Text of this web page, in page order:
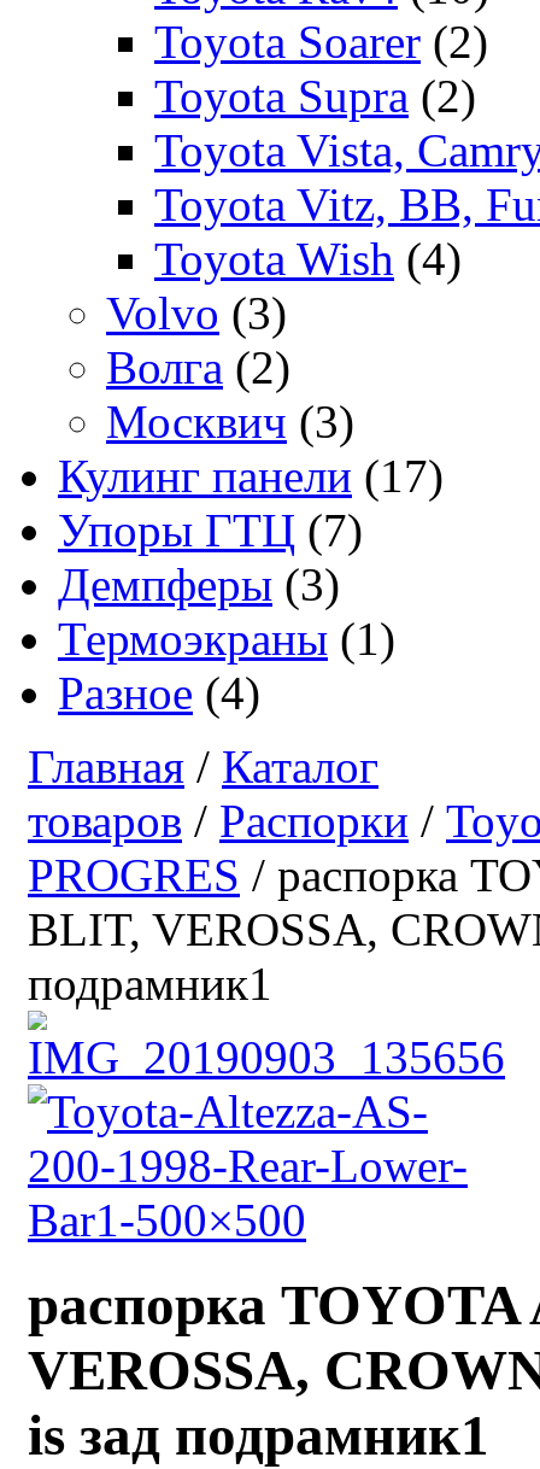
Toyota Soarer (2)
Toyota Supra (2)
Toyota Vista,
Toyota Vitz, BB,
Toyota Wish (4)
Volvo (3)
Волга (2)
Москвич (3)
Кулинг панели (17)
Упоры ГТЦ (7)
Демпферы (3)
Термоэкраны (1)
Разное (4)
Главная / Каталог
товаров / Распорки /
PROGRES / распорка
BLIT, VEROSSA,
подрамник1
распорка
VEROSSA,
is зад подрамник1